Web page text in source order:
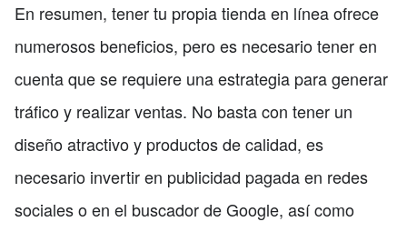
En resumen, tener tu propia tienda en línea ofrece
numerosos beneficios, pero es necesario tener en
cuenta que se requiere una estrategia para generar
tráfico y realizar ventas. No basta con tener un
diseño atractivo y productos de calidad, es
necesario invertir en publicidad pagada en redes
sociales o en el buscador de Google, así como